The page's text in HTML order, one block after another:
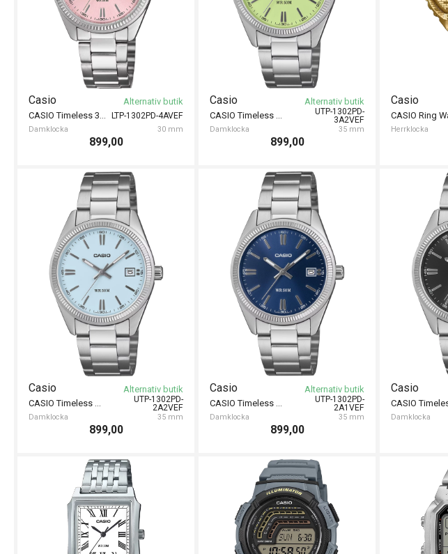
LTP-1302PD-4AVEF
Casio
Damklocka 30 mm
CASIO Timeless 30mm
Alternativ butik
899,00
UTP-1302PD-
3A2VEF
Casio
Damklocka 35 mm
CASIO Timeless 35mm
Alternativ butik
899,00
Casio
Herrklocka
UTP-1302PD-
2A2VEF
Casio
Damklocka 35 mm
CASIO Timeless 35mm
Alternativ butik
899,00
UTP-1302PD-
2A1VEF
Casio
Damklocka 35 mm
CASIO Timeless 35mm
Alternativ butik
899,00
Casio
Damklocka